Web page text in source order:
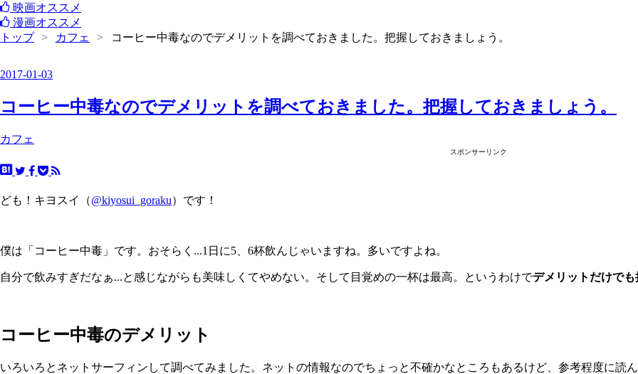
映画オススメ
漫画オススメ
トップ
> カフェ > コーヒー中毒なのでデメリットを調べておきました。把握しておきましょう。
2017-01-03
コーヒー中毒なのでデメリットを調べておきました。把握しておきましょう。
カフェ
スポンサーリンク
ども！キヨスイ（@kiyosui_goraku）です！
僕は「コーヒー中毒」です。おそらく...1日に5、6杯飲んじゃいますね。多いですよね。
自分で飲みすぎだなぁ...と感じながらも美味しくてやめない。そして目覚めの一杯は最高。というわけでデメリットだけでも
コーヒー中毒のデメリット
いろいろとネットサーフィンして調べてみました。ネットの情報なのでちょっと不確かなところもあるけど、参考程度に読ん